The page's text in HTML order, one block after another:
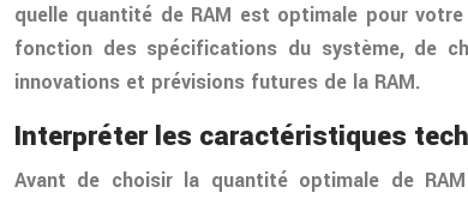
quelle quantité de RAM est optimale pour
fonction des spécifications du système, de
innovations et prévisions futures de la RAM.
Interpréter les caractéristiques
Avant de choisir la quantité optimale de